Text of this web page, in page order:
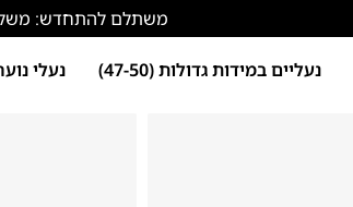
משתלם להתחדש: משלוח חינם ברכישה
נעליים במידות גדולות (47-50) נעלי